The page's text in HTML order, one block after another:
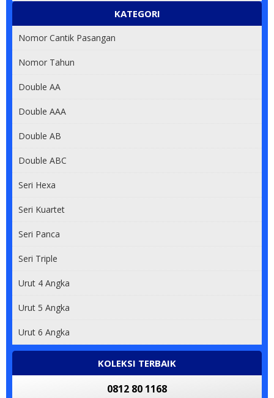
KATEGORI
Nomor Cantik Pasangan
Nomor Tahun
Double AA
Double AAA
Double AB
Double ABC
Seri Hexa
Seri Kuartet
Seri Panca
Seri Triple
Urut 4 Angka
Urut 5 Angka
Urut 6 Angka
KOLEKSI TERBAIK
0812 80 1168